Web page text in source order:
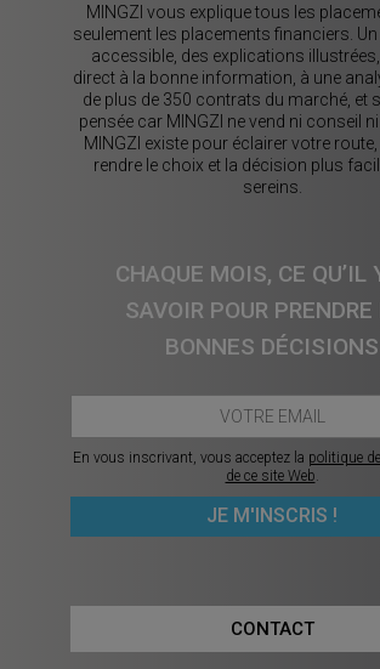
MINGZI vous explique tous les
seulement les placements financiers.
accessible, des explications
direct à la bonne information, à une
de plus de 350 contrats du marché, et
pensée car MINGZI ne vend ni conseil
MINGZI existe pour éclairer votre
rendre le choix et la décision plus
sereins.
CHAQUE MOIS, CE QU’IL
SAVOIR POUR PRENDRE
BONNES DÉCISIONS
En vous inscrivant, vous acceptez la politique
de ce site Web.
CONTACT